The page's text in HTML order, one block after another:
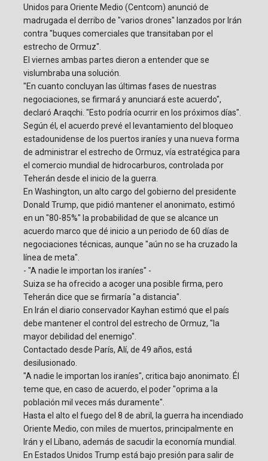
Unidos para Oriente Medio (Centcom) anunció de
madrugada el derribo de "varios drones" lanzados por Irán
contra "buques comerciales que transitaban por el
estrecho de Ormuz".
El viernes ambas partes dieron a entender que se
vislumbraba una solución.
"En cuanto concluyan las últimas fases de nuestras
negociaciones, se firmará y anunciará este acuerdo",
declaró Araqchi. "Esto podría ocurrir en los próximos días".
Según él, el acuerdo prevé el levantamiento del bloqueo
estadounidense de los puertos iraníes y una nueva forma
de administrar el estrecho de Ormuz, vía estratégica para
el comercio mundial de hidrocarburos, controlada por
Teherán desde el inicio de la guerra.
En Washington, un alto cargo del gobierno del presidente
Donald Trump, que pidió mantener el anonimato, estimó
en un "80-85%" la probabilidad de que se alcance un
acuerdo marco que dé inicio a un periodo de 60 días de
negociaciones técnicas, aunque "aún no se ha cruzado la
línea de meta".
- "A nadie le importan los iraníes" -
Suiza se ha ofrecido a acoger una posible firma, pero
Teherán dice que se firmaría "a distancia".
En Irán el diario conservador Kayhan estimó que el país
debe mantener el control del estrecho de Ormuz, "la
mayor debilidad del enemigo".
Contactado desde París, Alí, de 49 años, está
desilusionado.
"A nadie le importan los iraníes", critica bajo anonimato. Él
teme que, en caso de acuerdo, el poder "oprima a la
población mil veces más duramente".
Hasta el alto el fuego del 8 de abril, la guerra ha incendiado
Oriente Medio, con miles de muertos, principalmente en
Irán y el Líbano, además de sacudir la economía mundial.
En Estados Unidos Trump está bajo presión para salir de